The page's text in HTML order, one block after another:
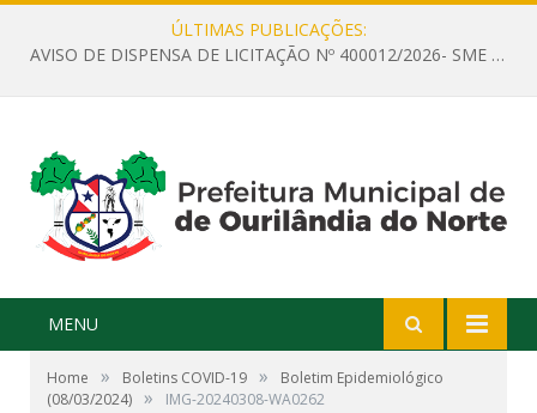
ÚLTIMAS PUBLICAÇÕES:
AVISO DE DISPENSA DE LICITAÇÃO Nº 400012/2026- SME – CONTRATAÇÃO DE EMPRESA ESPECIALIZADA PARA LOCAÇÃO DE ÔNIBUS EXECUTIVO COM CAPACIDADE DE 60 (SESSENTA) POLTRONAS, PARA TRANSPORTAR PROFESSORES RESPONSÁVEIS E ALUNOS PARA BRASÍLIA, COM SAÍDA DIA 10/08/2026 E RETORNO DIA 14/08/2026
MENU
Home » Boletins COVID-19 »
Boletim Epidemiológico
(08/03/2024) » IMG-20240308-WA0262